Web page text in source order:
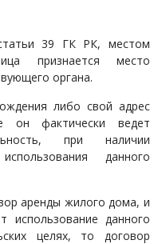
39 ГК РК, местом
признается место
органа.
либо свой адрес
он фактически ведет
при наличии
данного
аренды жилого дома, и
использование данного
целях, то договор